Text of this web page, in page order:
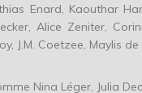
Enard, Kaouthar
Alice Zeniter,
J.M. Coetzee, Maylis
Nina Léger, Julia